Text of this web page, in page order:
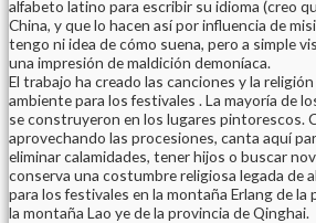
alfabeto latino para escribir su idioma (creo
China, y que lo hacen así por influencia de
tengo ni idea de cómo suena, pero a simple
una impresión de maldición demoníaca.
El trabajo ha creado las canciones y la
ambiente para los festivales . La mayoría de
se construyeron en los lugares pintorescos.
aprovechando las procesiones, canta aquí
eliminar calamidades, tener hijos o buscar
conserva una costumbre religiosa legada de
para los festivales en la montaña Erlang de la
la montaña Lao ye de la provincia de Qinghai.